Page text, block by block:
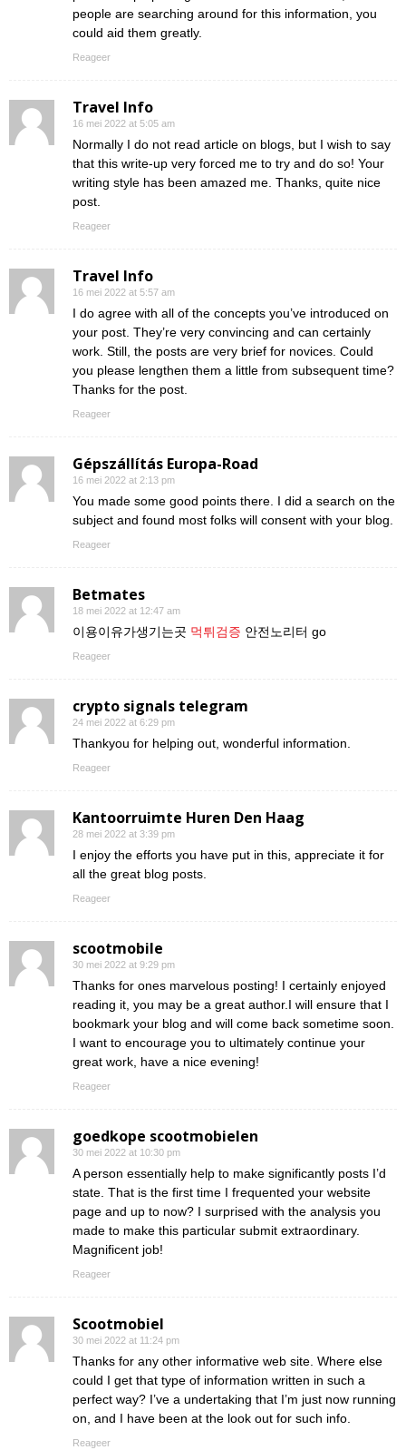
people are searching around for this information, you
could aid them greatly.
Reageer
Travel Info
16 mei 2022 at 5:05 am
Normally I do not read article on blogs, but I wish to say
that this write-up very forced me to try and do so! Your
writing style has been amazed me. Thanks, quite nice
post.
Reageer
Travel Info
16 mei 2022 at 5:57 am
I do agree with all of the concepts you’ve introduced on
your post. They’re very convincing and can certainly
work. Still, the posts are very brief for novices. Could
you please lengthen them a little from subsequent time?
Thanks for the post.
Reageer
Gépszállítás Europa-Road
16 mei 2022 at 2:13 pm
You made some good points there. I did a search on the
subject and found most folks will consent with your blog.
Reageer
Betmates
18 mei 2022 at 12:47 am
이용이유가생기는곳 먹튀검증 안전노리터 go
Reageer
crypto signals telegram
24 mei 2022 at 6:29 pm
Thankyou for helping out, wonderful information.
Reageer
Kantoorruimte Huren Den Haag
28 mei 2022 at 3:39 pm
I enjoy the efforts you have put in this, appreciate it for
all the great blog posts.
Reageer
scootmobile
30 mei 2022 at 9:29 pm
Thanks for ones marvelous posting! I certainly enjoyed
reading it, you may be a great author.I will ensure that I
bookmark your blog and will come back sometime soon.
I want to encourage you to ultimately continue your
great work, have a nice evening!
Reageer
goedkope scootmobielen
30 mei 2022 at 10:30 pm
A person essentially help to make significantly posts I’d
state. That is the first time I frequented your website
page and up to now? I surprised with the analysis you
made to make this particular submit extraordinary.
Magnificent job!
Reageer
Scootmobiel
30 mei 2022 at 11:24 pm
Thanks for any other informative web site. Where else
could I get that type of information written in such a
perfect way? I’ve a undertaking that I’m just now running
on, and I have been at the look out for such info.
Reageer